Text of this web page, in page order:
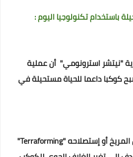
باستخدام تكنولوجيا اليوم :
"نيتشر استرونومي" أن عملية
كوكبا داعما للحياة مستحيلة في
وأضافت ان إعادة تشكيل المريخ أو إستصلاحه "Terraforming"